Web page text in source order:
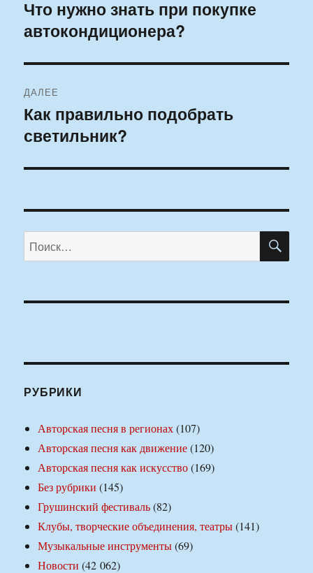
записям
Предыдущая
запись:
Что нужно знать при покупке
автокондиционера?
ДАЛЕЕ
Следующая
запись:
Как правильно подобрать
светильник?
Искать:
РУБРИКИ
Авторская песня в регионах(107)
Авторская песня как движение(120)
Авторская песня как искусство(169)
Без рубрики (145)
Грушинский фестиваль(82)
Клубы, творческие объединения, театры(141)
Музыкальные инструменты(69)
Новости (42 062)